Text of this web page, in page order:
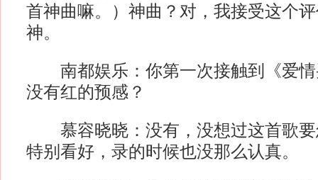
首神曲嘛。）神曲？对，我接受这个
神。
南都娱乐：你第一次接触到《爱情
没有红的预感？
慕容晓晓：没有，没想过这首歌要
特别看好，录的时候也没那么认真。